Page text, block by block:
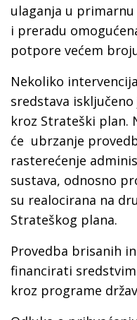
ulaganja u
i preradu
potpore većem
Nekoliko
sredstava
kroz Strateški plan.
će ubrzanje
rasterećenje
sustava, odnosno
su realocirana na
Strateškog plana.
Provedba brisanih
financirati
kroz programe